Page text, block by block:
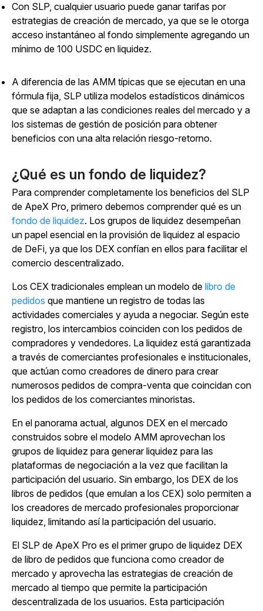
Con SLP, cualquier usuario puede ganar tarifas por
estrategias de creación de mercado, ya que se le otorga
acceso instantáneo al fondo simplemente agregando un
mínimo de 100 USDC en liquidez.
A diferencia de las AMM típicas que se ejecutan en una
fórmula fija, SLP utiliza modelos estadísticos dinámicos
que se adaptan a las condiciones reales del mercado y a
los sistemas de gestión de posición para obtener
beneficios con una alta relación riesgo-retorno.
¿Qué es un fondo de liquidez?
Para comprender completamente los beneficios del SLP
de ApeX Pro, primero debemos comprender qué es un
fondo de liquidez. Los grupos de liquidez desempeñan
un papel esencial en la provisión de liquidez al espacio
de DeFi, ya que los DEX confían en ellos para facilitar el
comercio descentralizado.
Los CEX tradicionales emplean un modelo de libro de
pedidos que mantiene un registro de todas las
actividades comerciales y ayuda a negociar. Según este
registro, los intercambios coinciden con los pedidos de
compradores y vendedores. La liquidez está garantizada
a través de comerciantes profesionales e institucionales,
que actúan como creadores de dinero para crear
numerosos pedidos de compra-venta que coincidan con
los pedidos de los comerciantes minoristas.
En el panorama actual, algunos DEX en el mercado
construidos sobre el modelo AMM aprovechan los
grupos de liquidez para generar liquidez para las
plataformas de negociación a la vez que facilitan la
participación del usuario. Sin embargo, los DEX de los
libros de pedidos (que emulan a los CEX) solo permiten a
los creadores de mercado profesionales proporcionar
liquidez, limitando así la participación del usuario.
El SLP de ApeX Pro es el primer grupo de liquidez DEX
de libro de pedidos que funciona como creador de
mercado y aprovecha las estrategias de creación de
mercado al tiempo que permite la participación
descentralizada de los usuarios. Esta participación